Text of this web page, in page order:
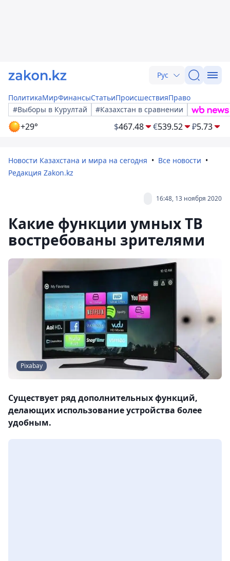
Рус
ПолитикаМирФинансыСтатьиПроисшествияПраво
#Выборы в Курултай
#Казахстан в сравнении
+29° $467.48 €539.52 ₽5.73
Новости Казахстана и мира на сегодня
Все новости
Редакция Zakon.kz
16:48, 13 ноября 2020
Какие функции умных ТВ
востребованы зрителями
Pixabay
Существует ряд дополнительных функций,
делающих использование устройства более
удобным.